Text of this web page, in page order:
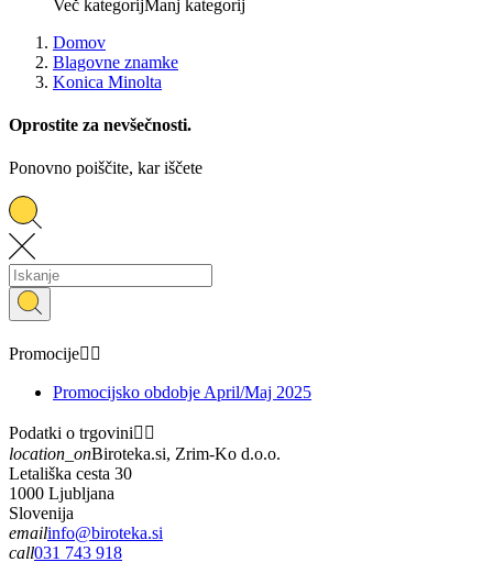
Več kategorijManj kategorij
Domov
Blagovne znamke
Konica Minolta
Oprostite za nevšečnosti.
Ponovno poiščite, kar iščete
Promocije 
Promocijsko obdobje April/Maj 2025
Podatki o trgovini 
location_onBiroteka.si, Zrim-Ko d.o.o.
Letališka cesta 30
1000 Ljubljana
Slovenija
emailinfo@biroteka.si
call031 743 918